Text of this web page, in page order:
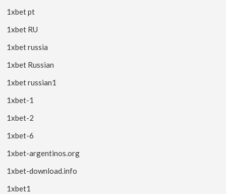
1xbet pt
1xbet RU
1xbet russia
1xbet Russian
1xbet russian1
1xbet-1
1xbet-2
1xbet-6
1xbet-argentinos.org
1xbet-download.info
1xbet1